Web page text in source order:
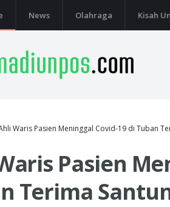
News Olahraga Kisah
Waris Pasien Meninggal Covid-19 di Tuban
Pasien
Terima